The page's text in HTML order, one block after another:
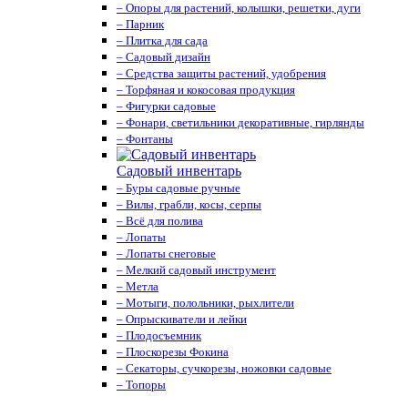
– Опоры для растений, колышки, решетки, дуги
– Парник
– Плитка для сада
– Садовый дизайн
– Средства защиты растений, удобрения
– Торфяная и кокосовая продукция
– Фигурки садовые
– Фонари, светильники декоративные, гирлянды
– Фонтаны
Садовый инвентарь
– Буры садовые ручные
– Вилы, грабли, косы, серпы
– Всё для полива
– Лопаты
– Лопаты снеговые
– Мелкий садовый инструмент
– Метла
– Мотыги, полольники, рыхлители
– Опрыскиватели и лейки
– Плодосъемник
– Плоскорезы Фокина
– Секаторы, сучкорезы, ножовки садовые
– Топоры